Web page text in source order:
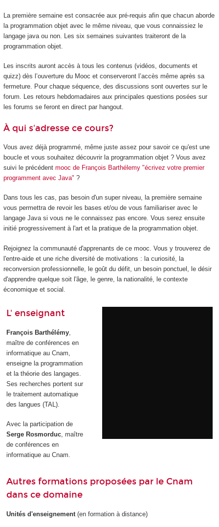
La première semaine est consacrée aux pré-requis afin que chacun aborde
la programmation objet avec le même niveau, que vous connaissiez le
langage java ou non. Les six semaines suivantes traiteront de la
programmation objet.
Les inscrits auront accès à tous les contenus (vidéos, documents et
quizz) dès l’ouverture du Mooc et conserveront l’accès même après sa
fermeture. Pour chaque séquence, des discussions sont ouvertes sur le
forum. Les retours hebdomadaires aux principales questions posées sur
les forums se feront en direct par hangout.
À qui s'adresse ce cours?
Vous avez déjà programmé, même juste assez pour savoir ce qu'est une
boucle et vous souhaitez découvrir la programmation objet ? Vous avez
suivi le précédent mooc de François Barthélemy "écrivez votre premier
programment avec Java" ?
Dans tous les cas, pas besoin d'un super niveau, la première semaine
vous permettra de revoir les bases et/ou de vous familiariser avec le
langage Java si vous ne le connaissez pas encore. Vous serez ensuite
initié progressivement à l'art et la pratique de la programmation objet.
Rejoignez la communauté d'apprenants de ce mooc . Vous y trouverez de
l'entre-aide et une riche diversité de motivations : la curiosité, la
reconversion professionnelle, le goût du défit, un besoin ponctuel, le désir
d'apprendre quelque soit l'âge, le genre, la nationalité, le contexte
économique et social.
L' enseignant
François Barthélémy
maître de conférences en
informatique au Cnam,
enseigne la programmation
et la théorie des langages.
Ses recherches portent sur
le traitement automatique
des langues (TAL).
Avec la participation de
Serge Rosmorduc, maître
de conférences en
informatique au Cnam.
Autres formations proposées par le Cnam
dans ce domaine
Unités d'enseignement (en formation à distance)